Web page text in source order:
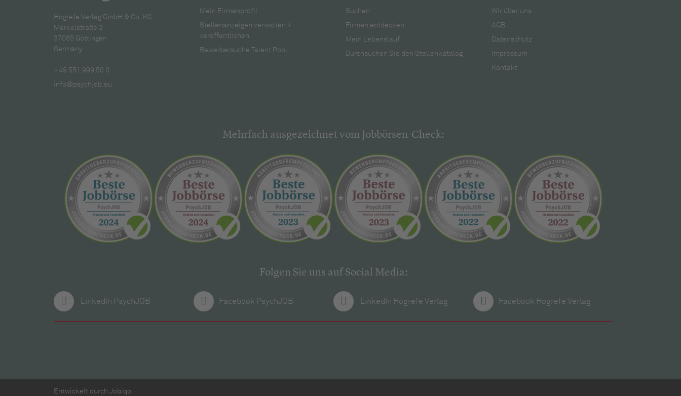
Hogrefe Verlag GmbH & Co. KG
Merkelstraße 3
37085 Göttingen
Germany
+49 551 999 50 0
info@psychjob.eu
Mein Firmenprofil
Stellenanzeigen verwalten +
veröffentlichen
Bewerbersuche Talent Pool
Suchen
Firmen entdecken
Mein Lebenslauf
Durchsuchen Sie den Stellenkatalog
Wir über uns
AGB
Datenschutz
Impressum
Kontakt
Mehrfach ausgezeichnet vom Jobbörsen-Check:
Folgen Sie uns auf Social Media:
LinkedIn PsychJOB Facebook PsychJOB LinkedIn Hogrefe Verlag Facebook Hogrefe Verlag
Entwickelt durch Jobiqo